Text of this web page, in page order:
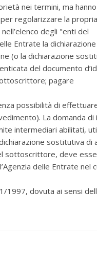
nei termini, ma
regolarizzare la propria
degli "enti del
Entrate la dichiarazione
(o la dichiarazione
del documento
pagare
possibilità di
La domanda di
intermediari abilitati,
sostitutiva di
sottoscrittore, deve
delle Entrate nel
1997, dovuta ai sensi